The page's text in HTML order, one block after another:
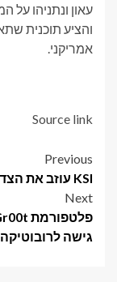
עאון ונתניהו על
והציע תוכנית
אמריקני.
Source link
Post
Previous
KSI עוזב את הצדדים לאחר 13 שנים
Next
גישה